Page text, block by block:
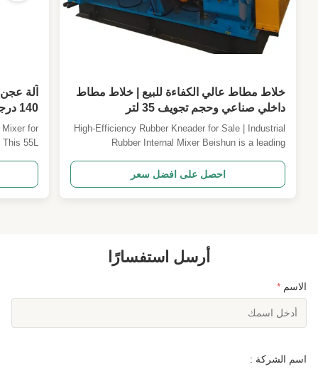
خلاط مطاط عالي الكفاءة للبيع | خلاط مطاط
داخلي صناعي وحجم تجويف 35 لتر
High-Efficiency Rubber Kneader for Sale | Industrial
Rubber Internal Mixer Beishun is a leading
machinery, providing efficient, reliable, and precise
processing solutions for rubber and tire
manufacturers worldwide. Our heavy-duty
احصل على افضل سعر
This 55L
reliable
...
أرسل استفسارًا
الاسم *
اسم الشركة :